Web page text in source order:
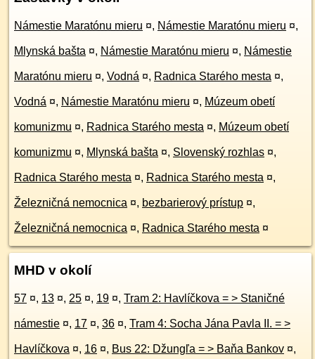
Námestie Maratónu mieru ¤, Námestie Maratónu mieru ¤,
Mlynská bašta ¤, Námestie Maratónu mieru ¤, Námestie
Maratónu mieru ¤, Vodná ¤, Radnica Starého mesta ¤,
Vodná ¤, Námestie Maratónu mieru ¤, Múzeum obetí
komunizmu ¤, Radnica Starého mesta ¤, Múzeum obetí
komunizmu ¤, Mlynská bašta ¤, Slovenský rozhlas ¤,
Radnica Starého mesta ¤, Radnica Starého mesta ¤,
Železničná nemocnica ¤, bezbarierový prístup ¤,
Železničná nemocnica ¤, Radnica Starého mesta ¤
MHD v okolí
57 ¤, 13 ¤, 25 ¤, 19 ¤, Tram 2: Havlíčkova = > Staničné
námestie ¤, 17 ¤, 36 ¤, Tram 4: Socha Jána Pavla II. = >
Havlíčkova ¤, 16 ¤, Bus 22: Džungľa = > Baňa Bankov ¤,